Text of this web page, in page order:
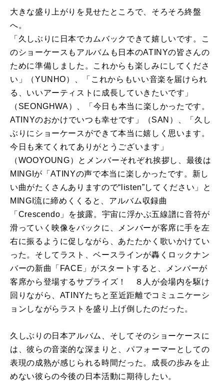
大きな盛り上がりを見せたところで、そろそろ終盤
へ。
「久しぶりに日本でカムバックできて嬉しいです。こ
のショーケースもアルバムも日本のATINYの皆さんの
ために準備しました。これからも楽しみにしてくださ
い」（YUNHO）、「これからもいい音楽を届けられ
る、いいアーティストに成長していきたいです」
（SEONGHWA）、「今日も本当に楽しかったです。
ATINYのおかけでいつも幸せです」（SAN）、「久し
ぶりにショーケースができて本当に嬉しく思います。
今日も来てくれてありがとうございます」
（WOOYOUNG）とメンバーそれぞれ挨拶し、最後は
MINGIが「ATINYの声で本当に楽しかったです。新し
い曲がたくさんありますので“listen”してください」と
MINGI流に締めくくると、アルバム収録曲
「Crescendo」を披露。宇宙に浮かぶ五線譜に音符が
滑っていく映像をバックに、メンバーが客席に手を左
右に振るように促しながら、あたたかく歌いかけてい
った。そしてラスト、ベースラインが轟くロックナン
バーの新曲「FACE」がスタートすると、メンバーが
客席から登場するサプライズ！ ８人が会場内を駆け
回りながら、ATINYたちと至近距離でコミュニケーシ
ョンしながらラストを盛り上げ倒したのだった。
久しぶりの日本アルバム、そしてそのショーケースに
は、彼らの音楽的な深まりと、パフォーマーとしての
表現の成熟が感じられる時間だった。成長の歩みを止
めない彼らの今後の日本活動に期待したい。